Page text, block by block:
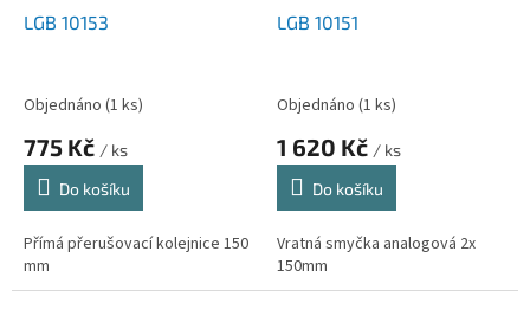
LGB 10153
Objednáno (1 ks)
775 Kč / ks
Do košíku
Přímá přerušovací kolejnice 150
mm
LGB 10151
Objednáno (1 ks)
1 620 Kč / ks
Do košíku
Vratná smyčka analogová 2x
150mm